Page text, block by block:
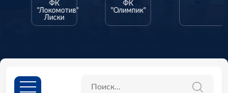
"Локомотив"
"Олимпик"